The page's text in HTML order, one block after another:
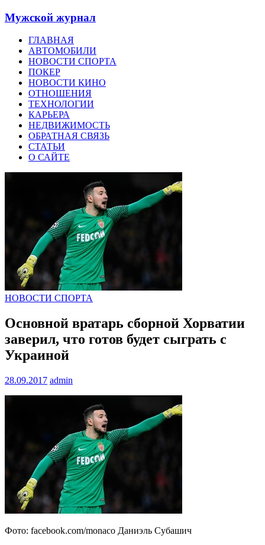
Мужской журнал
ГЛАВНАЯ
АВТОМОБИЛИ
НОВОСТИ СПОРТА
ПОКЕР
НОВОСТИ КИНО
ОТНОШЕНИЯ
ТЕХНОЛОГИИ
КАРЬЕРА
НЕДВИЖИМОСТЬ
ОБРАТНАЯ СВЯЗЬ
СТАТЬИ
О САЙТЕ
НОВОСТИ СПОРТА
Основной вратарь сборной Хорватии
заверил, что готов будет сыграть с
Украиной
28.09.2017 admin
Фото: facebook.com/monaco Даниэль Субашич